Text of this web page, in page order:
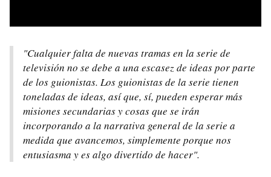
"Cualquier falta de nuevas tramas en la serie de
televisión no se debe a una escasez de ideas por parte
de los guionistas. Los guionistas de la serie tienen
toneladas de ideas, así que, sí, pueden esperar más
misiones secundarias y cosas que se irán
incorporando a la narrativa general de la serie a
medida que avancemos, simplemente porque nos
entusiasma y es algo divertido de hacer".